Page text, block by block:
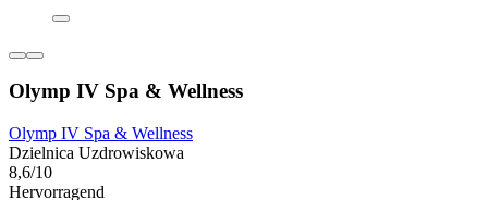
Olymp IV Spa & Wellness
Olymp IV Spa & Wellness
Dzielnica Uzdrowiskowa
8,6/10
Hervorragend